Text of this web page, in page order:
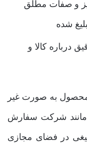
و صفات مطلق
شده
درباره کالا و
محصول به صورت غیر
مانند شرکت سفارش
در فضای مجازی